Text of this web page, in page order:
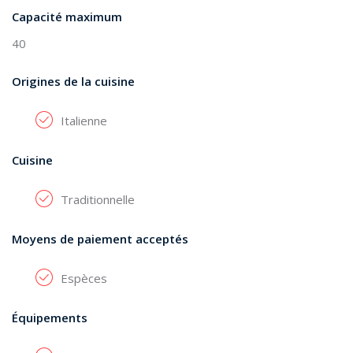
Capacité maximum
40
Origines de la cuisine
Italienne
Cuisine
Traditionnelle
Moyens de paiement acceptés
Espèces
Équipements